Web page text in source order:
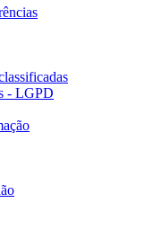
- LGPD